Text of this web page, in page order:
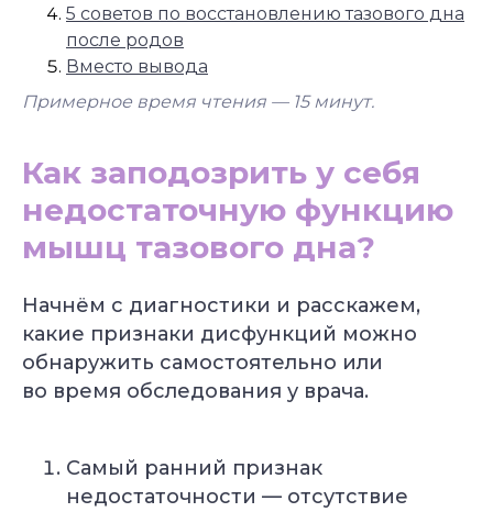
5 советов по восстановлению тазового дна
после родов
Вместо вывода
Примерное время чтения — 15 минут.
Как заподозрить у себя
недостаточную функцию
мышц тазового дна?
Начнём с диагностики и расскажем,
какие признаки дисфункций можно
обнаружить самостоятельно или
во время обследования у врача.
Самый ранний признак
недостаточности — отсутствие